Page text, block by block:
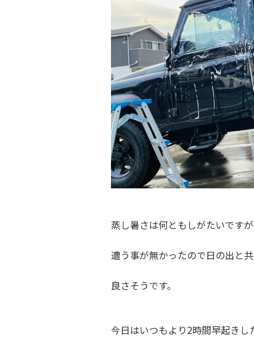
蒸し暑さは何ともしがたいです
遭う事が無かったので日の出と
良さそうです。
今日はいつもより2時間早起きし